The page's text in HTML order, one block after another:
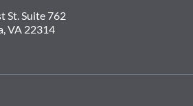
St. Suite 762
VA 22314